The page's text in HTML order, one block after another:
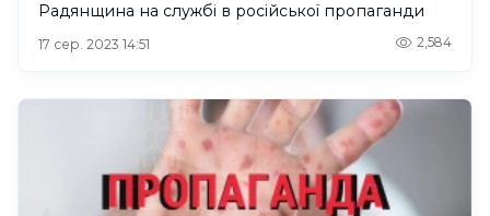
Радянщина на службі в російської пропаганди
17 сер. 2023 14:51 2,584